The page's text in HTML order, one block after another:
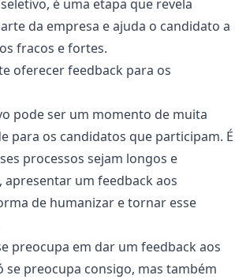
é uma etapa que revela
da empresa e ajuda o candidato a
fracos e fortes.
oferecer feedback para os
pode ser um momento de muita
para os candidatos que participam. É
processos sejam longos e
apresentar um feedback aos
de humanizar e tornar esse
preocupa em dar um feedback aos
se preocupa consigo, mas também